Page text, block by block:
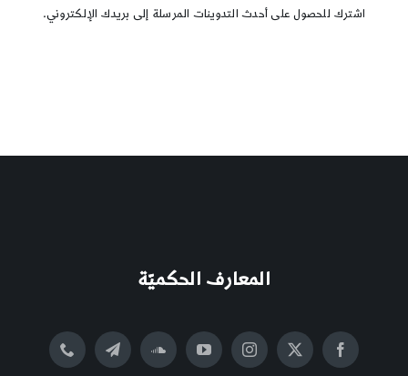
اشترك للحصول على أحدث التدوينات المرسلة إلى بريدك الإلكتروني.
المعارف الحكميّة